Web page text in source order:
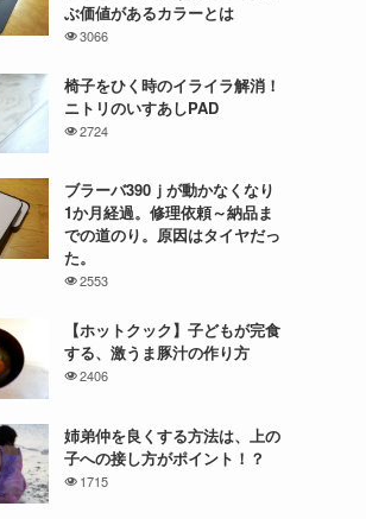
ぶ価値があるカラーとは
3066
椅子をひく時のイライラ解消！
ニトリのいすあしPAD
2724
ブラーバ390ｊが動かなくなり
1か月経過。修理依頼～納品ま
での道のり。原因はタイヤだっ
た。
2553
【ホットクック】子どもが完食
する、激うま豚汁の作り方
2406
姉弟仲を良くする方法は、上の
子への接し方がポイント！？
1715